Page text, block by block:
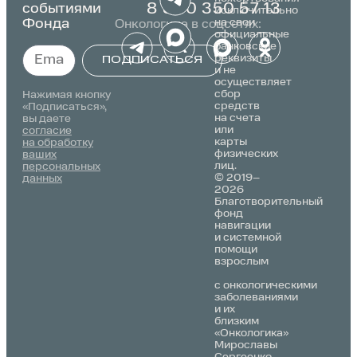
8 800 350 57 13
Онкологика в соцсетях:
событиями
Фонда
ПОДПИСАТЬСЯ
Нажимая кнопку
«Подписаться»,
вы даете
согласие
на обработку
ваших
персональных
данных
© 2019–
2026
Благотворительный
фонд
навигации
и системной
помощи
взрослым
с онкологическими
заболеваниями
и их
близким
«Онкологика»
Мирославы
исключительно
на свои
официальные
банковские
реквизиты
и не
осуществляет
сбор
средств
на счета
или
карты
физических
лиц.